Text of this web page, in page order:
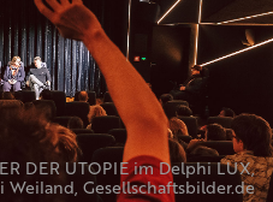
DER UTOPIE im Delphi LUX,
Weiland, Gesellschaftsbilder.de